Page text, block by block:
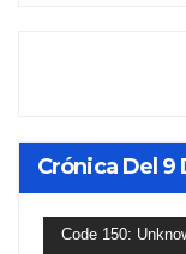
Crónica Del 9
Reproductor
Code 150: